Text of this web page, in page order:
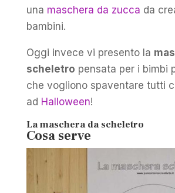
una maschera da zucca da
bambini.
Oggi invece vi presento la
scheletro pensata per i bimbi
che vogliono spaventare tutti
ad Halloween!
La maschera da scheletro
Cosa serve